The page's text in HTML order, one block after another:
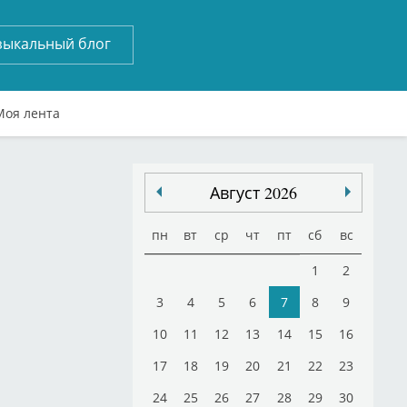
блог
лента
Август 2026
пн вт ср чт пт сб вс
1
2
3
4 5 6 7 8
9
10
11 12 13 14 15
16
17
18 19 20 21 22
23
24
25 26 27 28 29 30